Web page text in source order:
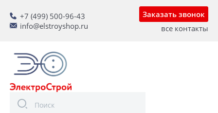
+7 (499) 500-96-43
info@elstroyshop.ru
Заказать звонок
все контакты